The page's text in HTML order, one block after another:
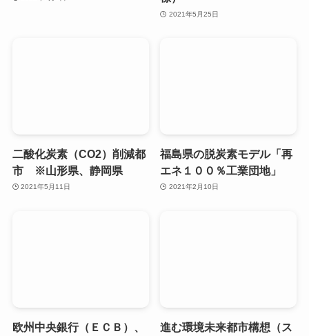
2021年5月25日
二酸化炭素（CO2）削減都
市 ※山形県、静岡県
2021年5月11日
福島県の脱炭素モデル「再
エネ１００％工業団地」
2021年2月10日
欧州中央銀行（ＥＣＢ）、
進む環境未来都市構想（ス